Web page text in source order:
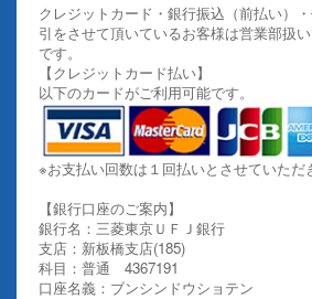
クレジットカード・銀行振込（前払い）
引をさせて頂いているお客様は営業部扱
です。
【クレジットカード払い】
以下のカードがご利用可能です。
※お支払い回数は１回払いとさせていただ
【銀行口座のご案内】
銀行名：三菱東京ＵＦＪ銀行
支店：新板橋支店(185)
科目：普通 4367191
口座名義：ブンシンドウショテン